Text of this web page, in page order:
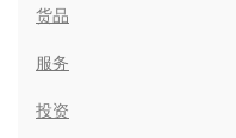
货品
服务
投资